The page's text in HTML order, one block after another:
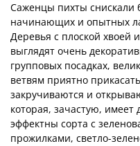
Саженцы пихты снискали
начинающих и опытных
Деревья с плоской
выглядят очень
групповых посадках,
ветвям приятно
закручиваются и
которая, зачастую,
эффектны сорта с
прожилками, светло-